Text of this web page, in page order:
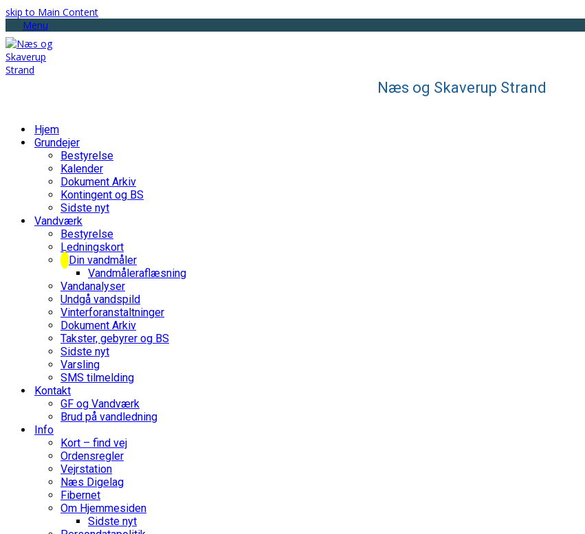
skip to Main Content
Menu
Næs og Skaverup Strand
Hjem
Grundejer
Bestyrelse
Kalender
Dokument Arkiv
Kontingent og BS
Sidste nyt
Vandværk
Bestyrelse
Ledningskort
Din vandmåler
Vandmåleraflæsning
Vandanalyser
Undgå vandspild
Vinterforanstaltninger
Dokument Arkiv
Takster, gebyrer og BS
Sidste nyt
Varsling
SMS tilmelding
Kontakt
GF og Vandværk
Brud på vandledning
Info
Kort – find vej
Ordensregler
Vejrstation
Næs Digelag
Fibernet
Om Hjemmesiden
Sidste nyt